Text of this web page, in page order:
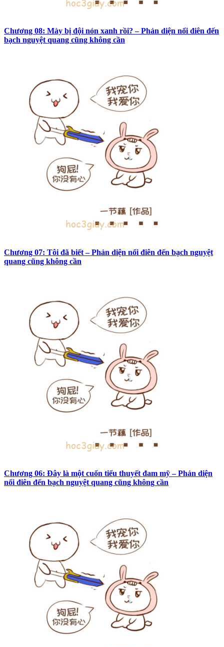
Chương 08: Mày bị đội nón xanh rồi? – Phản diện nổi điên đến
bạch nguyệt quang cũng không cần
Chương 07: Tôi đã biết – Phản diện nổi điên đến bạch nguyệt
quang cũng không cần
Chương 06: Đây là một cuốn tiểu thuyết đam mỹ – Phản diện
nổi điên đến bạch nguyệt quang cũng không cần